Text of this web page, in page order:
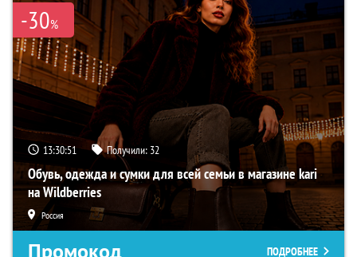
-30%
13:30:50 Получили: 32
Обувь, одежда и сумки для всей семьи в магазине kari
на Wildberries
Россия
Промокод ПОДРОБНЕЕ